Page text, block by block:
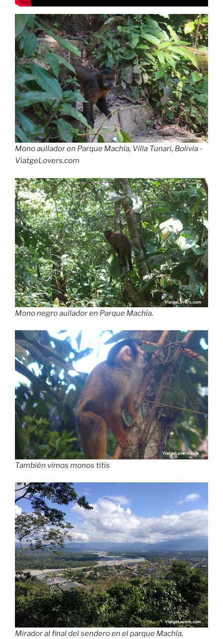
Mono aullador en Parque Machía, Villa Tunari, Bolivia -
ViatgeLovers.com
Mono negro aullador en Parque Machía.
También vimos monos titis
Mirador al final del sendero en el parque Machía.